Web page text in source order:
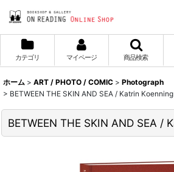
カテゴリ マイページ 商品検索
ホーム > ART / PHOTO / COMIC > Photograph
> BETWEEN THE SKIN AND SEA / Katrin Koenning
BETWEEN THE SKIN AND SEA /